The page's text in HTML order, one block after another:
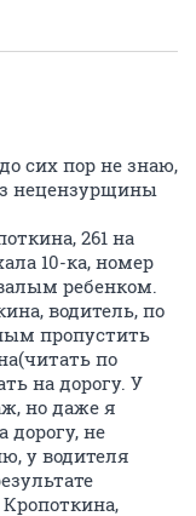
сих пор не знаю,
нецензурщины
261 на
10-ка, номер
ребенком.
водитель, по
пропустить
по
на дорогу. У
но даже я
не
у водителя